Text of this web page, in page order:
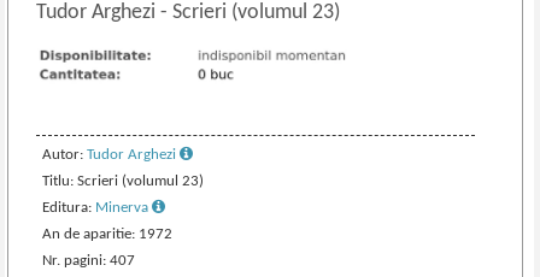
Tudor Arghezi- Scrieri (volumul 23)
Autor:Tudor Arghezi
Titlu: Scrieri (volumul 23)
Editura: Minerva
An de aparitie: 1972
Nr. pagini: 407